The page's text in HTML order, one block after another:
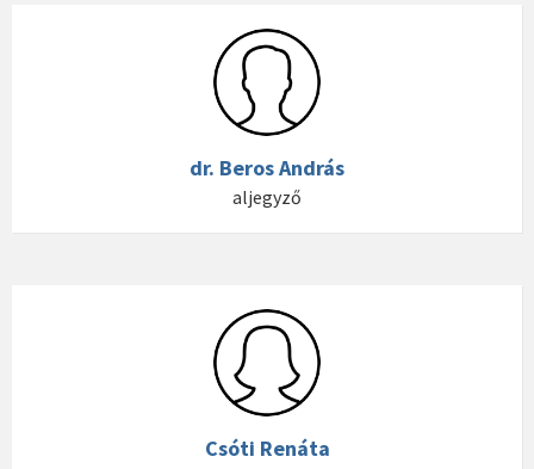
dr. Beros András
aljegyző
Csóti Renáta